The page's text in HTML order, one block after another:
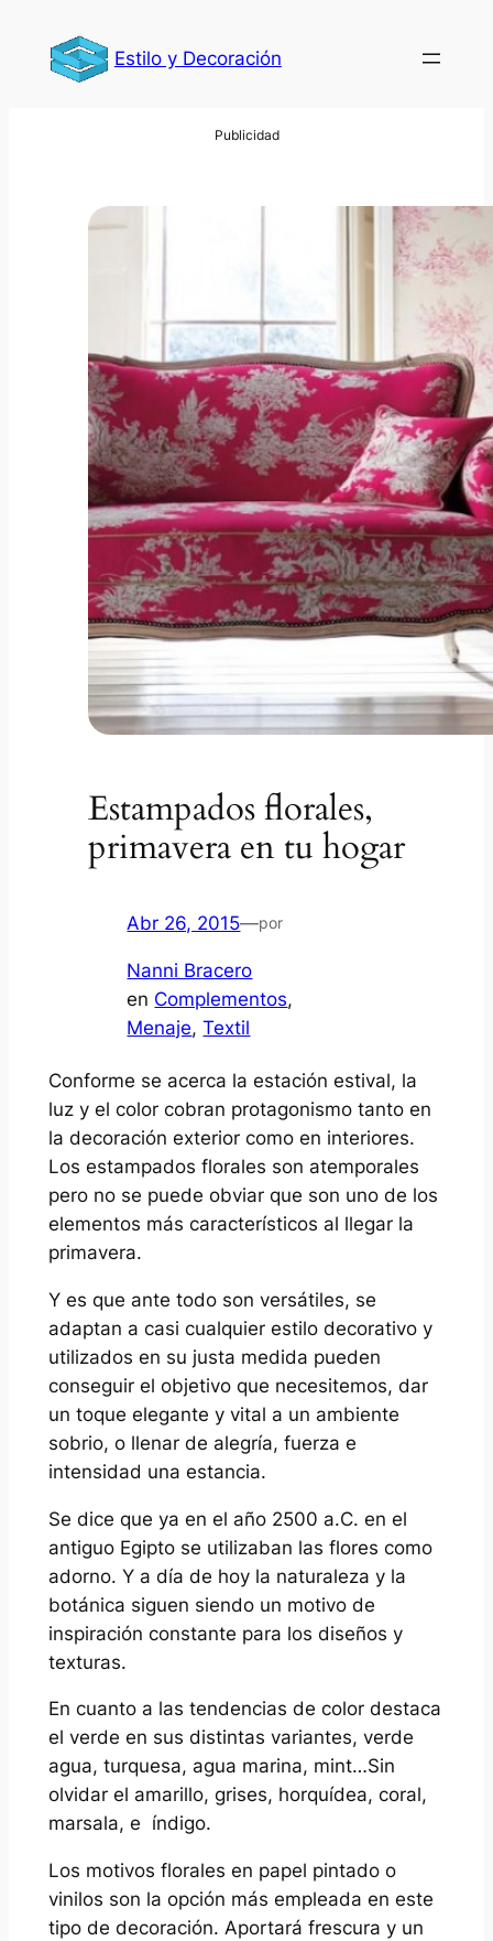
contenido
Estilo y Decoración
Estampados florales,
primavera en tu hogar
Abr 26, 2015—por
Nanni Bracero
en Complementos
Menaje, Textil
Conforme se acerca la estación estival, la
luz y el color cobran protagonismo tanto en
la decoración exterior como en interiores.
Los estampados florales son atemporales
pero no se puede obviar que son uno de los
elementos más característicos al llegar la
primavera.
Y es que ante todo son versátiles, se
adaptan a casi cualquier estilo decorativo y
utilizados en su justa medida pueden
conseguir el objetivo que necesitemos, dar
un toque elegante y vital a un ambiente
sobrio, o llenar de alegría, fuerza e
intensidad una estancia.
Se dice que ya en el año 2500 a.C. en el
antiguo Egipto se utilizaban las flores como
adorno. Y a día de hoy la naturaleza y la
botánica siguen siendo un motivo de
inspiración constante para los diseños y
texturas.
En cuanto a las tendencias de color destaca
el verde en sus distintas variantes, verde
agua, turquesa, agua marina, mint…Sin
olvidar el amarillo, grises, horquídea, coral,
marsala, e índigo.
Los motivos florales en papel pintado o
vinilos son la opción más empleada en este
tipo de decoración. Aportará frescura y un